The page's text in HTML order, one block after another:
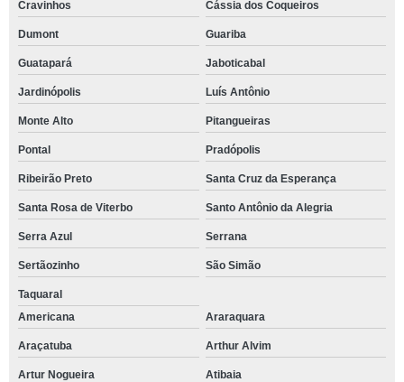
Cravinhos Cássia dos Coqueiros
Dumont Guariba
Guatapará Jaboticabal
Jardinópolis Luís Antônio
Monte Alto Pitangueiras
Pontal Pradópolis
Ribeirão Preto Santa Cruz da Esperança
Santa Rosa de Viterbo Santo Antônio da Alegria
Serra Azul Serrana
Sertãozinho São Simão
Taquaral
Americana
Araraquara
Araçatuba Arthur Alvim
Artur Nogueira Atibaia